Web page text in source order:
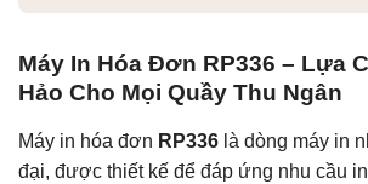
Máy In Hóa Đơn RP336 – Lựa
Hảo Cho Mọi Quầy Thu Ngân
Máy in hóa đơn RP336 là dòng máy in
đại, được thiết kế để đáp ứng nhu cầu